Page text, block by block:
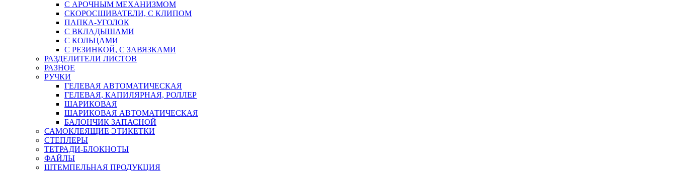
С АРОЧНЫМ МЕХАНИЗМОМ
СКОРОСШИВАТЕЛИ, С КЛИПОМ
ПАПКА-УГОЛОК
С ВКЛАДЫШАМИ
С КОЛЬЦАМИ
С РЕЗИНКОЙ, С ЗАВЯЗКАМИ
РАЗДЕЛИТЕЛИ ЛИСТОВ
РАЗНОЕ
РУЧКИ
ГЕЛЕВАЯ АВТОМАТИЧЕСКАЯ
ГЕЛЕВАЯ, КАПИЛЯРНАЯ, РОЛЛЕР
ШАРИКОВАЯ
ШАРИКОВАЯ АВТОМАТИЧЕСКАЯ
БАЛОНЧИК ЗАПАСНОЙ
САМОКЛЕЯЩИЕ ЭТИКЕТКИ
СТЕПЛЕРЫ
ТЕТРАДИ-БЛОКНОТЫ
ФАЙЛЫ
ШТЕМПЕЛЬНАЯ ПРОДУКЦИЯ